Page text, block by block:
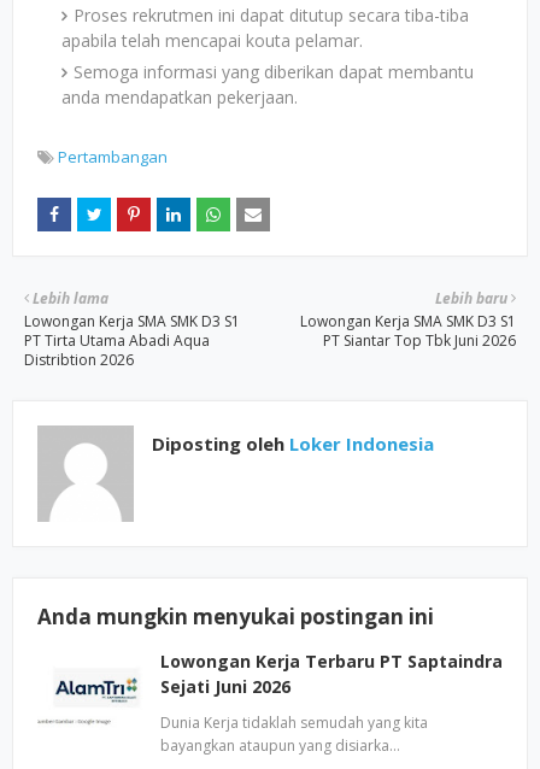
Proses rekrutmen ini dapat ditutup secara tiba-tiba
apabila telah mencapai kouta pelamar.
Semoga informasi yang diberikan dapat membantu
anda mendapatkan pekerjaan.
Pertambangan
Lebih baru
Lowongan Kerja SMA SMK D3 S1
PT Siantar Top Tbk Juni 2026
Lebih lama
Lowongan Kerja SMA SMK D3 S1
PT Tirta Utama Abadi Aqua
Distribtion 2026
Diposting oleh Loker Indonesia
Anda mungkin menyukai postingan ini
Lowongan Kerja Terbaru PT Saptaindra
Sejati Juni 2026
Dunia Kerja tidaklah semudah yang kita
bayangkan ataupun yang disiarka…